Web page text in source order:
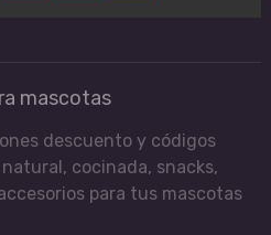
mascotas
descuento y códigos
cocinada, snacks,
para tus mascotas